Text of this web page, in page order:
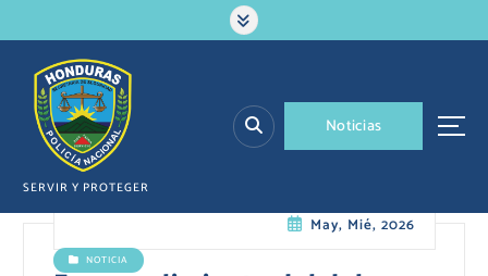
a
SERVIR Y PROTEGER
Noticias
May, Mié, 2026
NOTICIA